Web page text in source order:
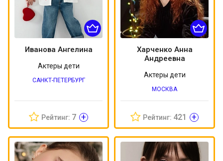
Иванова Ангелина
Актеры дети
САНКТ-ПЕТЕРБУРГ
Рейтинг: 7 +
Харченко Анна
Андреевна
Актеры дети
МОСКВА
Рейтинг: 421 +